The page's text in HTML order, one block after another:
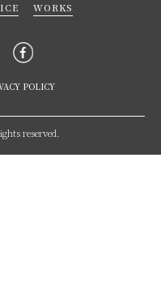
WORKS
POLICY
reserved.